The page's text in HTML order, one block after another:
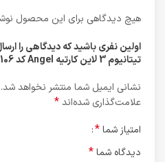
هیچ دیدگاهی برای این محصول
اولین نفری باشید که دیدگاهی را
تیتانیوم 3 لاین کارتیه Angel کد ZG106”
نشانی ایمیل شما منتشر نخواهد شد.
علامت‌گذاری شده‌اند*
امتیاز شما*
دیدگاه شما*